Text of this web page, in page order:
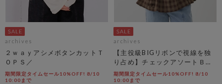
archives
２ｗａｙアシメボタンカットＴ
ＯＰＳ／
期間限定タイムセール10%OFF! 8/10
10:00まで
archives
【主役級BIGリボンで視線を独
り占め】チェックアソートＢＩ
Ｇリボンキャミビスチェ
期間限定タイムセール10%OFF! 8/10
10:00まで